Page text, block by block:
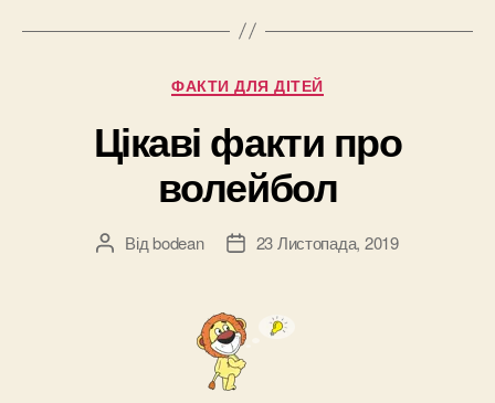
Категорії
ФАКТИ ДЛЯ ДІТЕЙ
Цікаві факти про
волейбол
Автор
Відbodean
Дата23 Листопада, 2019